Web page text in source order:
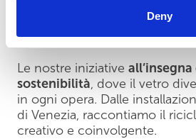
Deny
Le nostre iniziative
sostenibilità, dove il vetro
in ogni opera. Dalle
di Venezia, raccontiamo il
creativo e coinvolgente.